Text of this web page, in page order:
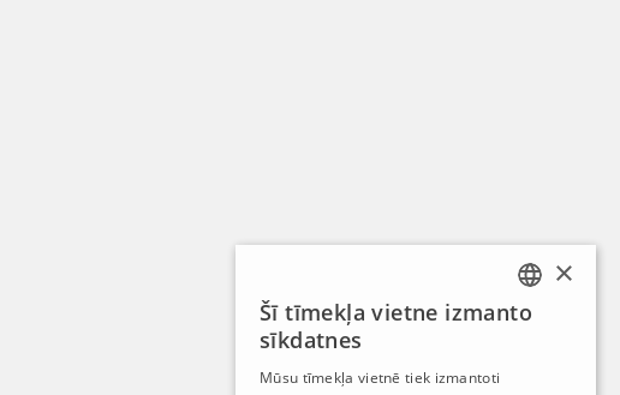
LATVIAN
×
Šī tīmekļa vietne izmanto
sīkdatnes
Mūsu tīmekļa vietnē tiek izmantoti